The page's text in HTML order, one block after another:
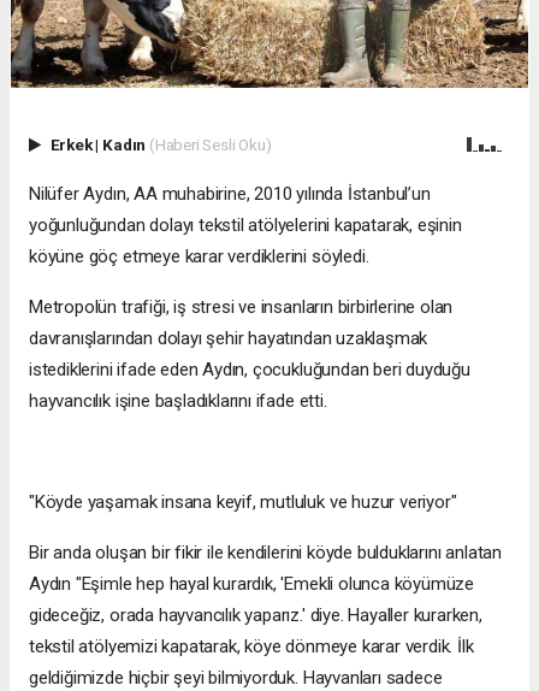
Erkek| Kadın (Haberi Sesli Oku)
Nilüfer Aydın, AA muhabirine, 2010 yılında İstanbul’un
yoğunluğundan dolayı tekstil atölyelerini kapatarak, eşinin
köyüne göç etmeye karar verdiklerini söyledi.
Metropolün trafiği, iş stresi ve insanların birbirlerine olan
davranışlarından dolayı şehir hayatından uzaklaşmak
istediklerini ifade eden Aydın, çocukluğundan beri duyduğu
hayvancılık işine başladıklarını ifade etti.
"Köyde yaşamak insana keyif, mutluluk ve huzur veriyor"
Bir anda oluşan bir fikir ile kendilerini köyde bulduklarını anlatan
Aydın "Eşimle hep hayal kurardık, 'Emekli olunca köyümüze
gideceğiz, orada hayvancılık yaparız.' diye. Hayaller kurarken,
tekstil atölyemizi kapatarak, köye dönmeye karar verdik. İlk
geldiğimizde hiçbir şeyi bilmiyorduk. Hayvanları sadece